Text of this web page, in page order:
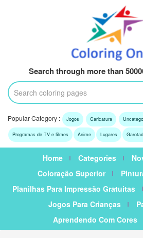
Search through more than
Popular Category : Jogos Caricatura
Programas de TV e filmes Anime Lugares
Home Categories
Coloração Superior
Planilhas Para Impressão Gratuitas
Jogos Para Crianças
Aprendendo Com Cores